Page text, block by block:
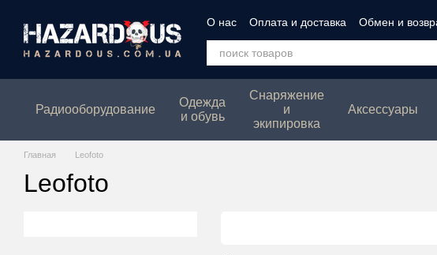
О нас Оплата и доставка Обмен и
Политика конфеденциальности
Радиооборудование
Одежда
и обувь
Снаряжение
и
экипировка
Аксессуары
Главная Leofoto
Leofoto